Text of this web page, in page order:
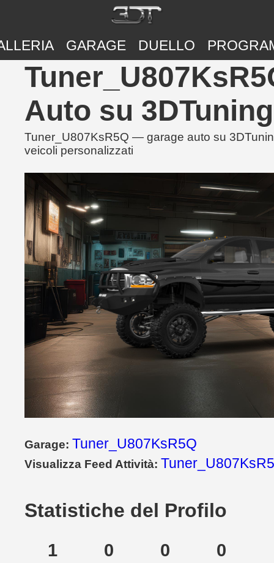
GARAGE DUELLO
Auto su 3DTuning
Tuner_U807KsR5Q — garage auto su
veicoli personalizzati
Garage: Tuner_U807KsR5Q
Visualizza Feed Attività:
Statistiche del Profilo
1 0 0 0